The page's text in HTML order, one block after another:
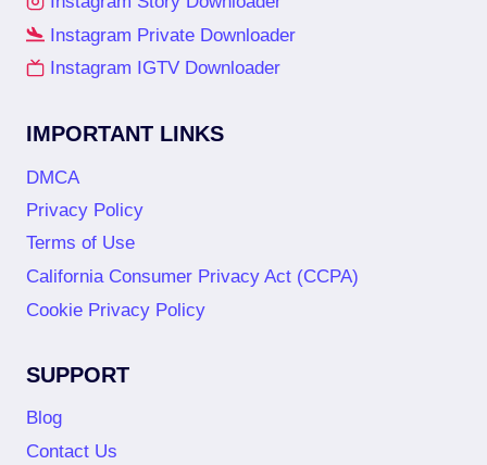
Instagram Private Downloader
Instagram IGTV Downloader
IMPORTANT LINKS
DMCA
Privacy Policy
Terms of Use
California Consumer Privacy Act (CCPA)
Cookie Privacy Policy
SUPPORT
Blog
Contact Us